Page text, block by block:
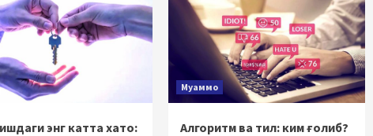
энг катта хато:
Муаммо
Алгоритм ва тил: ким ғолиб?